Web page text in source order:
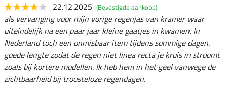
22.12.2025 (Bevestigde aankoop)
als vervanging voor mijn vorige regenjas van kramer waar
uiteindelijk na een paar jaar kleine gaatjes in kwamen. In
Nederland toch een onmisbaar item tijdens sommige dagen.
goede lengte zodat de regen niet linea recta je kruis in stroomt
zoals bij kortere modellen. Ik heb hem in het geel vanwege de
zichtbaarheid bij troosteloze regendagen.